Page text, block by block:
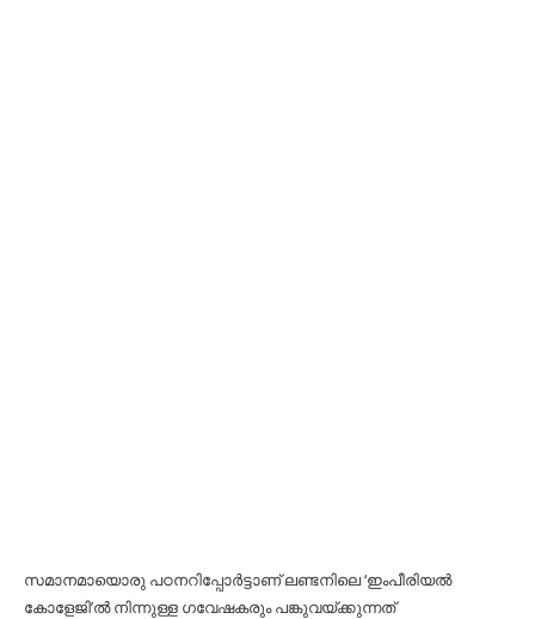
സമാനമായൊരു പഠനറിപ്പോര്‍ട്ടാണ് ലണ്ടനിലെ ‘ഇംപീരിയല്‍
കോളേജി’ല്‍ നിന്നുള്ള ഗവേഷകരും പങ്കുവയ്ക്കുന്നത്